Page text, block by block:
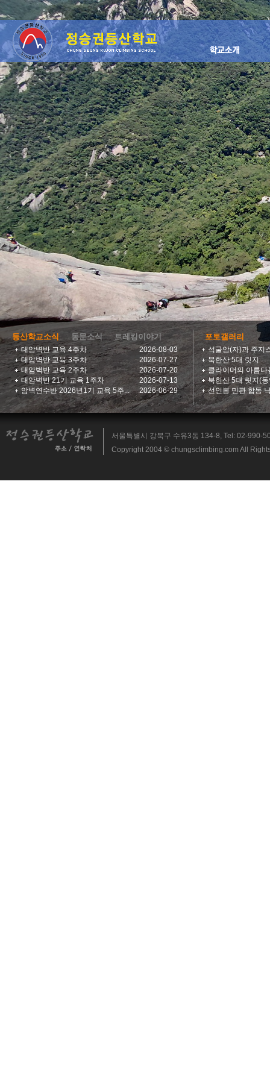
등산학교소식
대암벽반 교육 4주차
2026-08-03
대암벽반 교육 3주차
2026-07-27
대암벽반 교육 2주차
2026-07-20
대암벽반 21기 교육 1주차
2026-07-13
암벽연수반 2026년1기 교육 5주...
2026-06-29
동문소식 트레킹이야기 포토갤러리
석굴암(자)과 주지
북한산 5대 릿지
클라이머의 아름다
북한산 5대 릿지(
선인봉 민관 합동
서울특별시 강북구 수유3동 134-8, Tel: 02-990-
Copyright 2004 © chungsclimbing.com All